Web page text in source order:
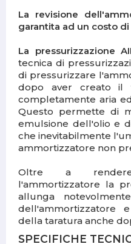
La revisione
garantita ad un costo
La pressurizzazione
tecnica di
di pressurizzare
dopo aver creato il
completamente aria
Questo permette di
emulsione dell'olio e
che inevitabilmente
ammortizzatore non
Oltre a
l'ammortizzatore la
allunga
dell'ammortizzatore
della taratura anche
SPECIFICHE